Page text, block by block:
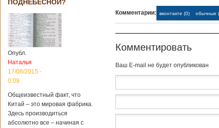
ПОДНЕБЕСНОЙ?
Опубл.
Наталья
17/08/2015 -
0:09
Общеизвестный факт, что
Китай – это мировая фабрика.
Здесь производиться
абсолютно все – начиная с
Комментарии: вконтакте (0) обычные
Комментировать
Baш E-mail не будет опубликован